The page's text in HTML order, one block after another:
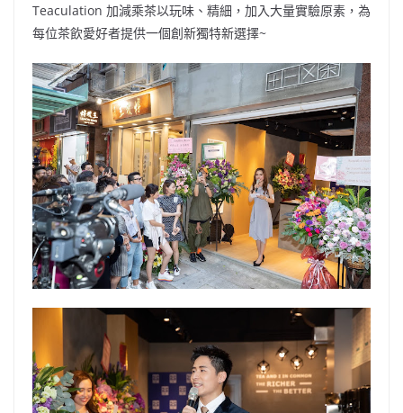
Teaculation 加減乘茶以玩味、精細，加入大量實驗原素，為
每位茶飲愛好者提供一個創新獨特新選擇~